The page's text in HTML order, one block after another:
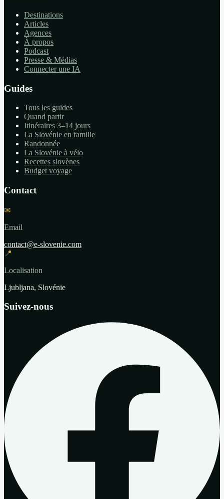
Destinations
Articles
Agences
À propos
Podcast
Presse & Médias
Connecter une IA
Guides
Tous les guides
Quand partir
Itinéraires 3–14 jours
La Slovénie en famille
Randonnée
La Slovénie à vélo
Recettes slovènes
Budget voyage
Contact
✉
Email
contact@e-slovenie.com
📍
Localisation
Ljubljana, Slovénie
Suivez-nous